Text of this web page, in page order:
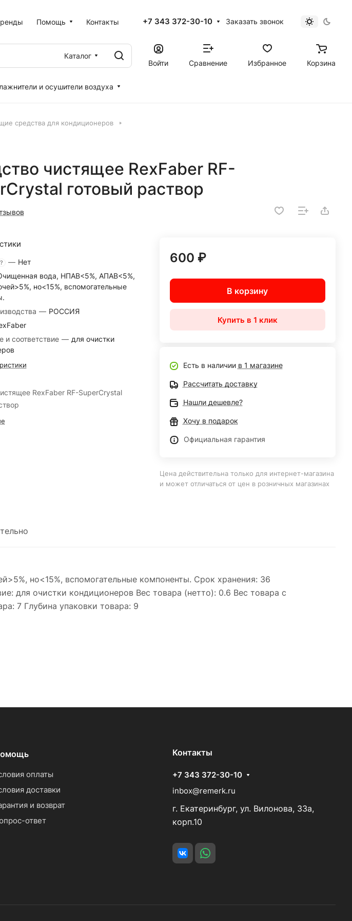
Помощь Контакты +7 343 372-30-10 Заказать звонок
Каталог
Войти
Сравнение Избранное Корзина
и осушители воздуха
средства для кондиционеров
чистящее RexFaber RF-
готовый раствор
? — Нет
вода, НПАВ<5%, АПАВ<5%,
но<15%, вспомогательные
— РОССИЯ
и соответствие — для очистки
RexFaber RF-SuperCrystal
600 ₽
В корзину
Купить в 1 клик
Есть в наличии в 1 магазине
Рассчитать доставку
Нашли дешевле?
Хочу в подарок
Официальная гарантия
Цена действительна только для интернет-магазина
и может отличаться от цен в розничных магазинах
но<15%, вспомогательные компоненты. Срок хранения: 36
для очистки кондиционеров Вес товара (нетто): 0.6 Вес товара с
7 Глубина упаковки товара: 9
оплаты
доставки
и возврат
ответ
Контакты
+7 343 372-30-10
inbox@remerk.ru
г. Екатеринбург, ул. Вилонова, 33а,
корп.10